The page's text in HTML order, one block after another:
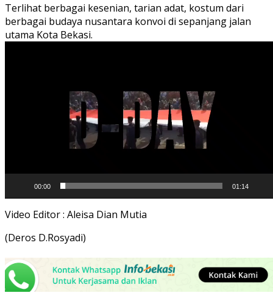
Terlihat berbagai kesenian, tarian adat, kostum dari
berbagai budaya nusantara konvoi di sepanjang jalan
utama Kota Bekasi.
00:00 01:14
Video Editor : Aleisa Dian Mutia
(Deros D.Rosyadi)